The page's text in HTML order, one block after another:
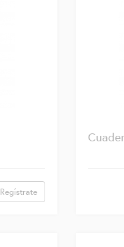
Regístrate